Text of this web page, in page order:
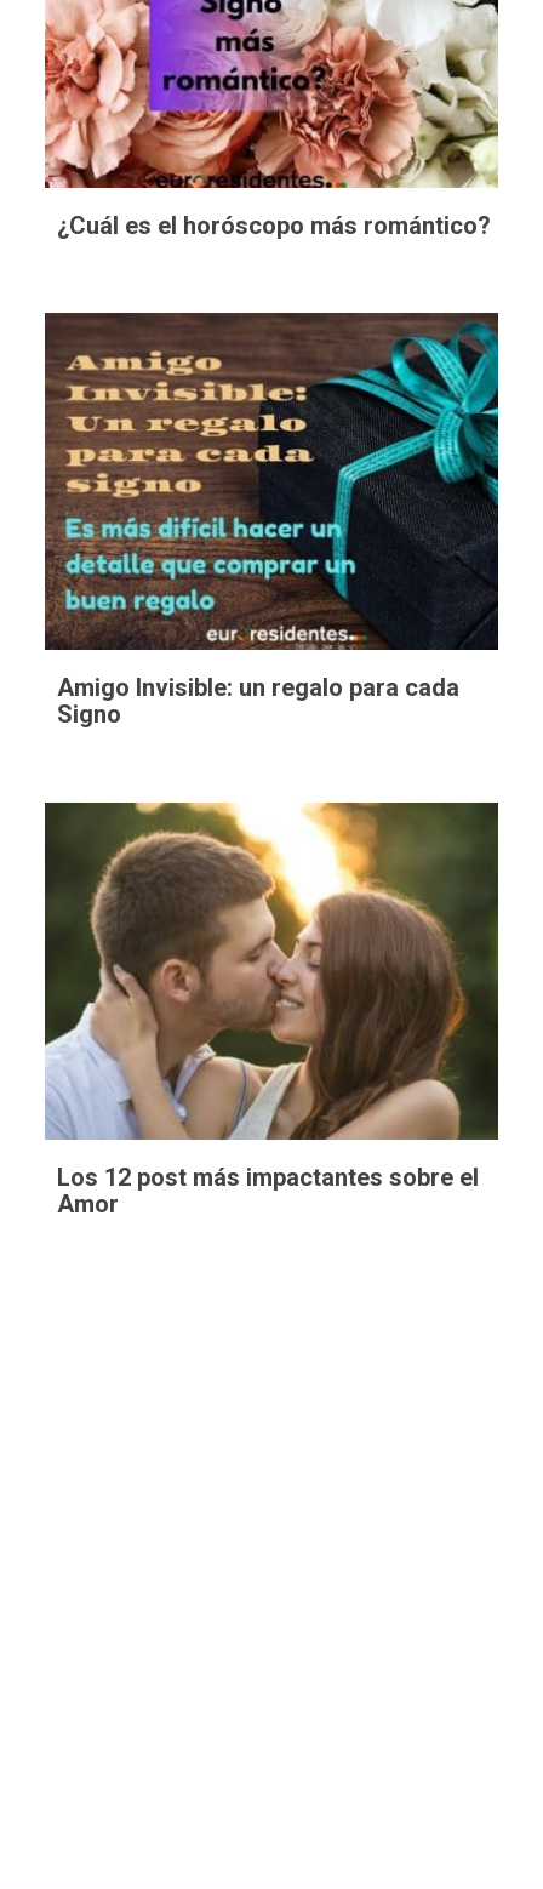
¿Cuál es el horóscopo más romántico?
Amigo Invisible: un regalo para cada
Signo
Los 12 post más impactantes sobre el
Amor